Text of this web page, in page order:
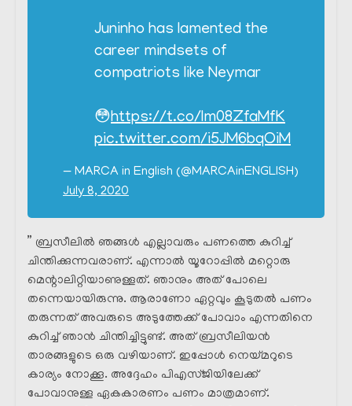
Juninho has lamented the
career mindsets of
compatriots like Neymar
😳https://t.co/Im08ZfaMfK
pic.twitter.com/i5JM6bqOiM
— MARCA in English (@MARCAinENGLISH)
July 8, 2020
” ബ്രസീലിൽ ഞങ്ങൾ എല്ലാവരും പണത്തെ കുറിച്ച്
ചിന്തിക്കുന്നവരാണ്. എന്നാൽ യൂറോപ്പിൽ മറ്റൊരു
മെന്റാലിറ്റിയാണുള്ളത്. ഞാനും അത് പോലെ
തന്നെയായിരുന്നു. ആരാണോ ഏറ്റവും കൂടുതൽ പണം
തരുന്നത് അവരുടെ അടുത്തേക്ക് പോവാം എന്നതിനെ
കുറിച്ച് ഞാൻ ചിന്തിച്ചിട്ടുണ്ട്. അത് ബ്രസീലിയൻ
താരങ്ങളുടെ ഒരു വഴിയാണ്. ഇപ്പോൾ നെയ്‌മറുടെ
കാര്യം നോക്കൂ. അദ്ദേഹം പിഎസ്ജിയിലേക്ക്
പോവാനുള്ള ഏകകാരണം പണം മാത്രമാണ്.